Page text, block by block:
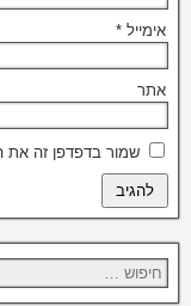
אימייל *
אתר
שמור בדפדפן זה את